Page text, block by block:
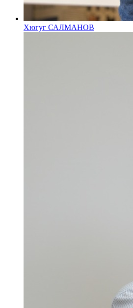
Хюгуг САЛМАНОВ